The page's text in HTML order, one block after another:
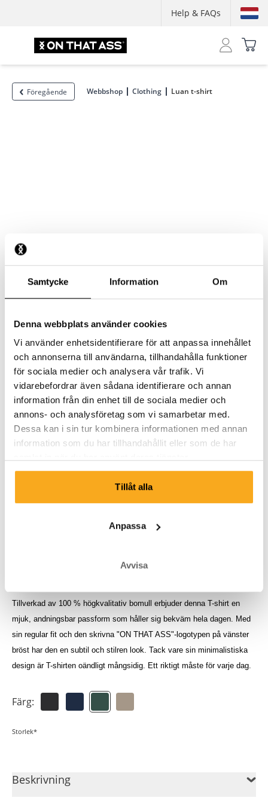
Samtycke Information Om
Denna webbplats använder cookies
Vi använder enhetsidentifierare för att anpassa innehållet
och annonserna till användarna, tillhandahålla funktioner
för sociala medier och analysera vår trafik. Vi
vidarebefordrar även sådana identifierare och annan
information från din enhet till de sociala medier och
annons- och analysföretag som vi samarbetar med.
Dessa kan i sin tur kombinera informationen med annan
information som du har tillhandahållit eller som de har
Tillåt alla
Anpassa
Avvisa
Help & FAQs
Föregående Webbshop Clothing Luan t-shirt
Tillverkad av 100 % högkvalitativ bomull erbjuder denna T-shirt en
mjuk, andningsbar passform som håller sig bekväm hela dagen. Med
sin regular fit och den skrivna "ON THAT ASS"-logotypen på vänster
bröst har den en subtil och stilren look. Tack vare sin minimalistiska
design är T-shirten oändligt mångsidig. Ett riktigt måste för varje dag.
Färg:
Storlek*
Beskrivning